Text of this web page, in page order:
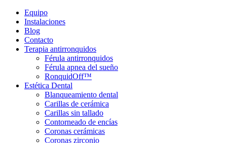
Equipo
Instalaciones
Blog
Contacto
Terapia antirronquidos
Férula antirronquidos
Férula apnea del sueño
RonquidOff™
Estética Dental
Blanqueamiento dental
Carillas de cerámica
Carillas sin tallado
Contorneado de encías
Coronas cerámicas
Coronas zirconio